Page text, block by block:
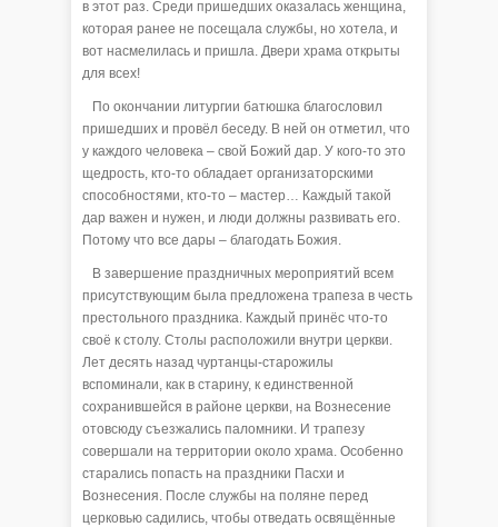
в этот раз. Среди пришедших оказалась женщина,
которая ранее не посещала службы, но хотела, и
вот насмелилась и пришла. Двери храма открыты
для всех!
По окончании литургии батюшка благословил
пришедших и провёл беседу. В ней он отметил, что
у каждого человека – свой Божий дар. У кого-то это
щедрость, кто-то обладает организаторскими
способностями, кто-то – мастер… Каждый такой
дар важен и нужен, и люди должны развивать его.
Потому что все дары – благодать Божия.
В завершение праздничных мероприятий всем
присутствующим была предложена трапеза в честь
престольного праздника. Каждый принёс что-то
своё к столу. Столы расположили внутри церкви.
Лет десять назад чуртанцы-старожилы
вспоминали, как в старину, к единственной
сохранившейся в районе церкви, на Вознесение
отовсюду съезжались паломники. И трапезу
совершали на территории около храма. Особенно
старались попасть на праздники Пасхи и
Вознесения. После службы на поляне перед
церковью садились, чтобы отведать освящённые